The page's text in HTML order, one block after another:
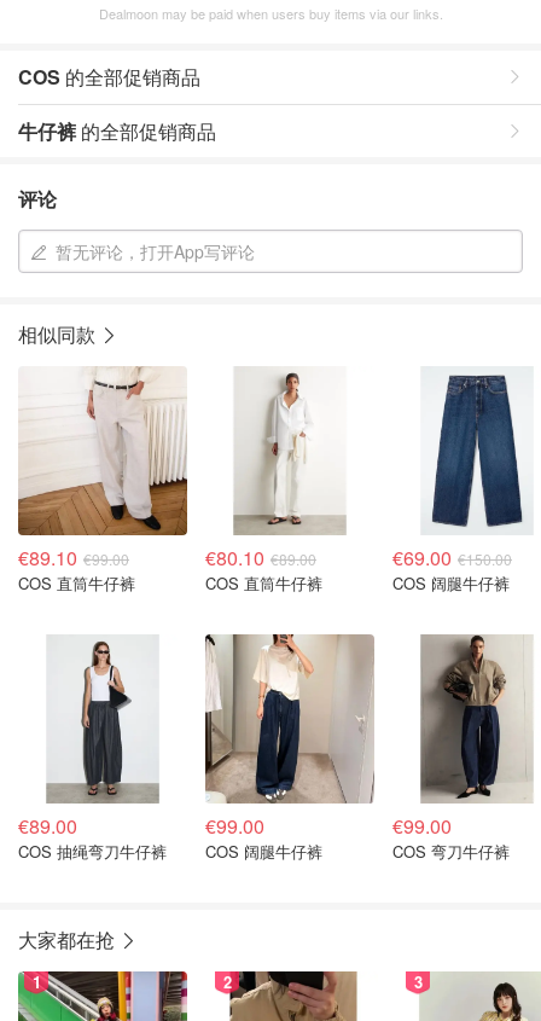
Dealmoon may be paid when users buy items via our links.
COS 的全部促销商品
牛仔裤 的全部促销商品
评论
暂无评论，打开App写评论
相似同款
€89.10 €99.00
COS 直筒牛仔裤
€80.10 €89.00
COS 直筒牛仔裤
€69.00 €150.00
COS 阔腿牛仔裤
€89.00
COS 抽绳弯刀牛仔裤
€99.00
COS 阔腿牛仔裤
€99.00
COS 弯刀牛仔裤
大家都在抢
1 2 3